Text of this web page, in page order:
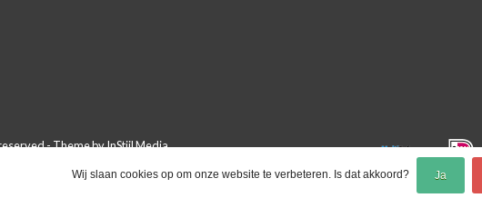
- Theme byInStijl Media
Wij slaan cookies op om onze website te verbeteren. Is dat akkoord? Ja